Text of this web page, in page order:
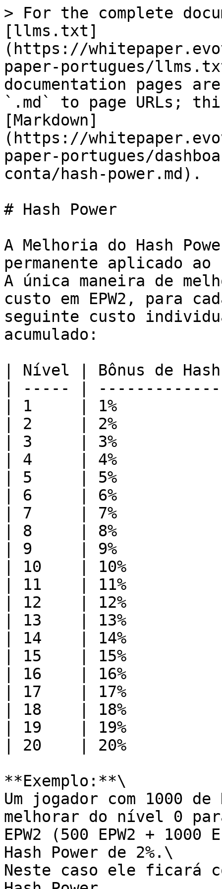
> For the complete
[llms.txt]
(https://
paper-portugues/
documentation pages
`.md` to page URLs;
[Markdown]
(https://
paper-portugues/
conta/hash-power.md).
# Hash Power
A Melhoria do Hash
permanente aplicado ao
A única maneira de
custo em EPW2, para
seguinte custo
acumulado:
| Nível | Bônus de
| ----- |
| 1     | 1%
| 2     | 2%
| 3     | 3%
| 4     | 4%
| 5     | 5%
| 6     | 6%
| 7     | 7%
| 8     | 8%
| 9     | 9%
| 10    | 10%
| 11    | 11%
| 12    | 12%
| 13    | 13%
| 14    | 14%
| 15    | 15%
| 16    | 16%
| 17    | 17%
| 18    | 18%
| 19    | 19%
| 20    | 20%
**Exemplo:**\
Um jogador com 1000
melhorar do nível 0
EPW2 (500 EPW2 + 1000
Hash Power de 2%.\
Neste caso ele ficará